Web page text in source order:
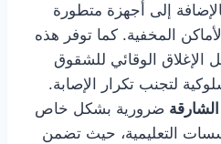
إلى أجهزة متطورة
المخفية. كما توفر هذه
الإغلاق الوقائي للشقوق
لتجنب تكرار الإصابة.
ضرورية بشكل خاص
التعليمية، حيث تضمن